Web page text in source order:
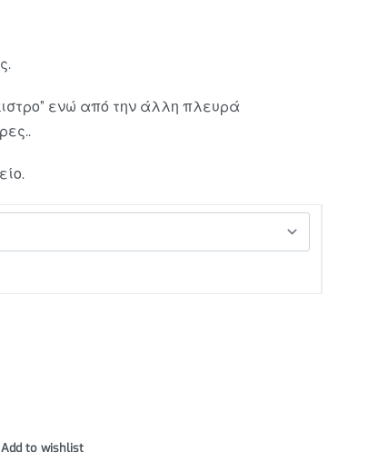
ενώ από την άλλη πλευρά
Add to wishlist